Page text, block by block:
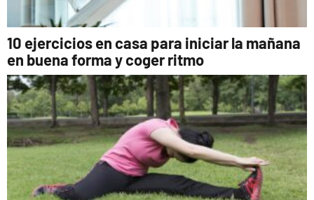
10 ejercicios en casa para iniciar la mañana
en buena forma y coger ritmo